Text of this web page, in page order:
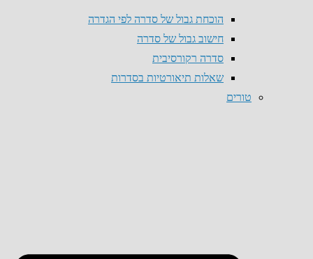
הוכחת גבול של סדרה לפי הגדרה
חישוב גבול של סדרה
סדרה רקורסיבית
שאלות תיאורטיות בסדרות
טורים